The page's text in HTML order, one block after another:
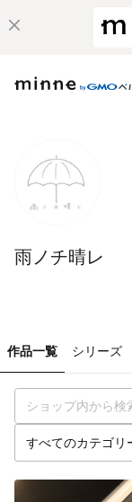
雨ノチ晴レ
作品一覧 シリーズ